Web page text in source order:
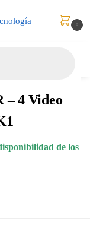
0
– 4 Video
de los